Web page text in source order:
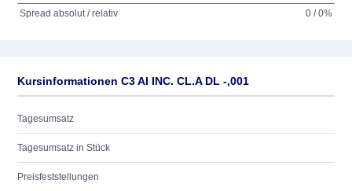
Spread absolut / relativ
0 / 0%
Kursinformationen C3 AI INC. CL.A DL -,001
Tagesumsatz
Tagesumsatz in Stück
Preisfeststellungen